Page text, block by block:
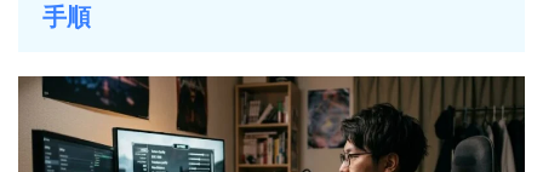
手順